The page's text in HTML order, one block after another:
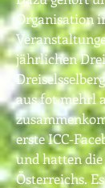
Organisation
jährlichen
aus fot mehrl
erste ICC-
und hatten die
Österreichs.